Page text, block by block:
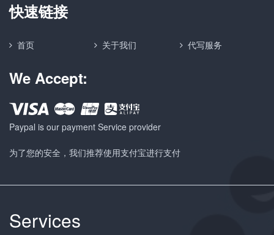
快速链接
首页 关于我们 代写服务
We Accept:
Paypal is our payment Service provider
为了您的安全，我们推荐使用支付宝进行支付
Services